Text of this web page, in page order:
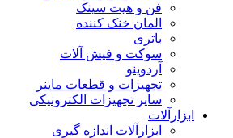
فن و هیت سینک
المان خنک کننده
باتری
سوکت و فیش آلات
آردوینو
تجهیزات و قطعات ماینر
سایر تجهیزات الکترونیکی
ابزارآلات
ابزارآلات اندازه گیری